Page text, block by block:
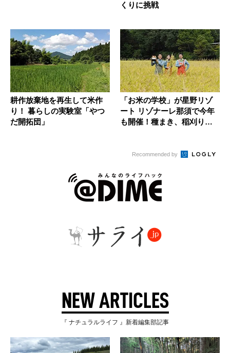
くりに挑戦
耕作放棄地を再生して米作
り！ 暮らしの実験室「やつ
だ開拓団」
「お米の学校」が星野リゾ
ート リゾナーレ那須で今年
も開催！種まき、稲刈り、
Recommended by
NEW ARTICLES
『 ナチュラルライフ 』新着編集部記事